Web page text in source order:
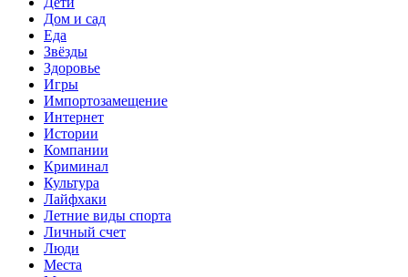
Дом и сад
Еда
Звёзды
Здоровье
Игры
Импортозамещение
Интернет
Истории
Компании
Криминал
Культура
Лайфхаки
Летние виды спорта
Личный счет
Люди
Места